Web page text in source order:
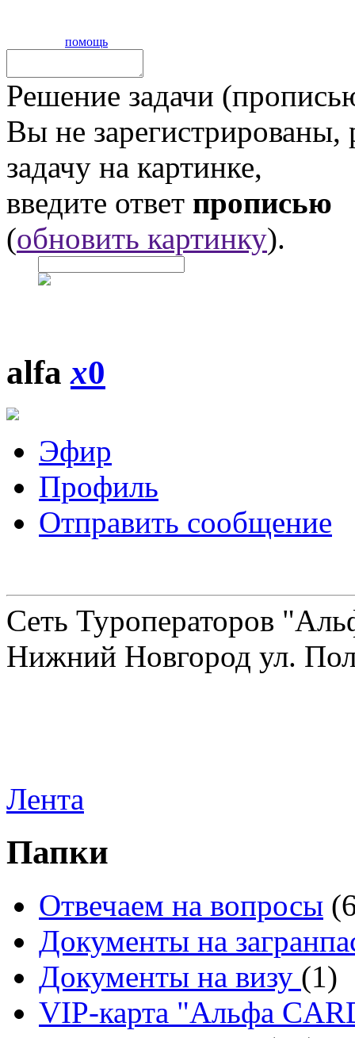
помощь
Решение задачи
Вы не
задачу на картинке,
введите ответ прописью
(обновить картинку).
alfax0
Эфир
Профиль
Отправить сообщение
Сеть Туроператоров
Нижний Новгород ул.
Лента
Папки
Отвечаем на вопросы
Документы на
Документы на визу (1)
VIP-карта "Альфа